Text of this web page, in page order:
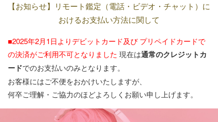
【お知らせ】リモート鑑定（電話・ビデオ・チャット）に
おけるお支払い方法に関して
■2025年2月1日よりデビットカード及び プリペイドカードで
の決済がご利用不可となりました 現在は通常のクレジットカ
ードでのお支払いのみとなります。
お客様にはご不便をおかけいたしますが、
何卒ご理解・ご協力のほどよろしくお願い申し上げます。